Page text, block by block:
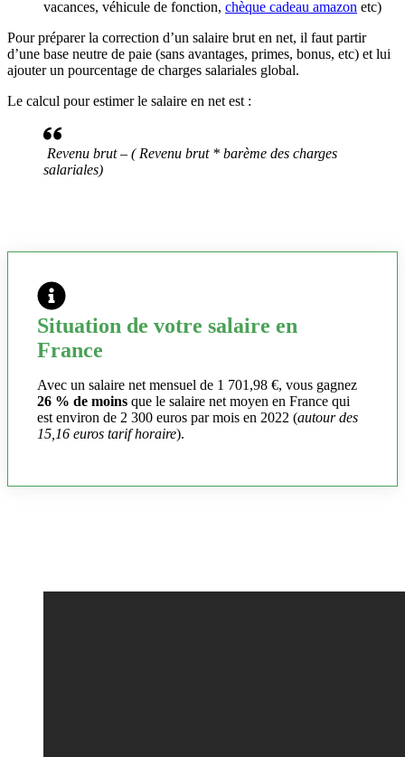
vacances, véhicule de fonction, chèque cadeau amazon etc)
Pour préparer la correction d’un salaire brut en net, il faut partir
d’une base neutre de paie (sans avantages, primes, bonus, etc) et lui
ajouter un pourcentage de charges salariales global.
Le calcul pour estimer le salaire en net est :
Revenu brut – ( Revenu brut * barème des charges
salariales)
Situation de votre salaire en
France
Avec un salaire net mensuel de 1 701,98 €, vous gagnez
26 % de moins que le salaire net moyen en France qui
est environ de 2 300 euros par mois en 2022 (autour des
15,16 euros tarif horaire).